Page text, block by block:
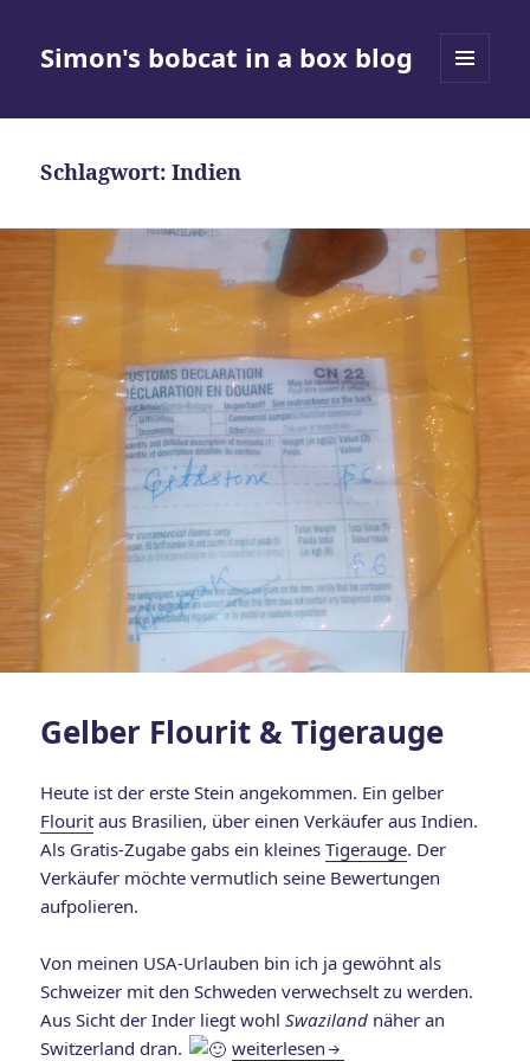
Simon's bobcat in a box blog
Schlagwort:Indien
Gelber Flourit & Tigerauge
Heute ist der erste Stein angekommen. Ein gelber
Flourit aus Brasilien, über einen Verkäufer aus Indien.
Als Gratis-Zugabe gabs ein kleinesTigerauge. Der
Verkäufer möchte vermutlich seine Bewertungen
aufpolieren.
Von meinen USA-Urlauben bin ich ja gewöhnt als
Schweizer mit den Schweden verwechselt zu werden.
Aus Sicht der Inder liegt wohlSwaziland näher an
Switzerland dran.
Gelber Flourit & Tigerauge
weiterlesen